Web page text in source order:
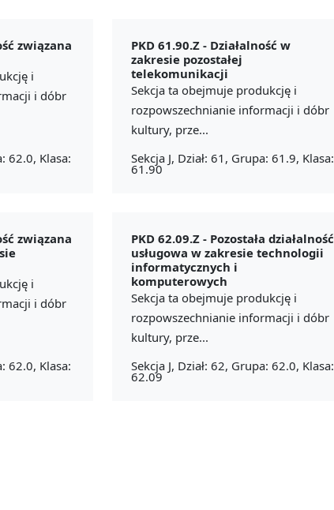
związana
i
i dóbr
62.0, Klasa:
PKD 61.90.Z - Działalność w
zakresie pozostałej
telekomunikacji
Sekcja ta obejmuje produkcję i
rozpowszechnianie informacji i dóbr
kultury, prze...
Sekcja J, Dział: 61, Grupa: 61.9, Klasa:
61.90
związana
i
i dóbr
62.0, Klasa:
PKD 62.09.Z - Pozostała działalność
usługowa w zakresie technologii
informatycznych i
komputerowych
Sekcja ta obejmuje produkcję i
rozpowszechnianie informacji i dóbr
kultury, prze...
Sekcja J, Dział: 62, Grupa: 62.0, Klasa:
62.09